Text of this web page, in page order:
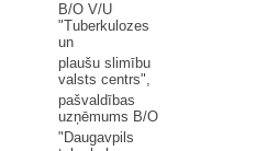
B/O V/U
"Tuberkulozes
un
plaušu slimību
valsts centrs",
pašvaldības
uzņēmums B/O
"Daugavpils